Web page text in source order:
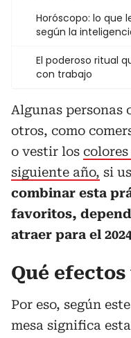
Horóscopo: lo que
según la
El poderoso ritual
con trabajo
Algunas personas
otros, como
o vestir los
siguiente año, si
combinar esta
favoritos,
atraer para el
Qué
Por eso, según
mesa significa